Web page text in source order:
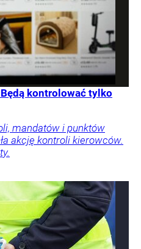
kontrolować tylko
mandatów i punktów
akcję kontroli kierowców.